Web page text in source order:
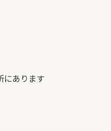
にあります